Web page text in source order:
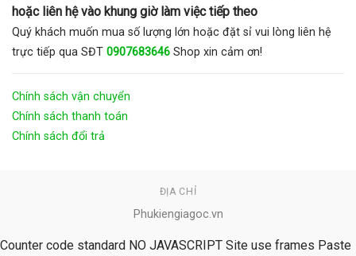
hoặc liên hệ vào khung giờ làm việc tiếp theo
Quý khách muốn mua số lượng lớn hoặc đặt sỉ vui lòng liên hệ
trực tiếp qua SĐT 0907683646 Shop xin cảm ơn!
Chính sách vận chuyển
Chính sách thanh toán
Chính sách đổi trả
ĐỊA CHỈ
Phukiengiagoc.vn
Counter code standard NO JAVASCRIPT Site use frames Paste